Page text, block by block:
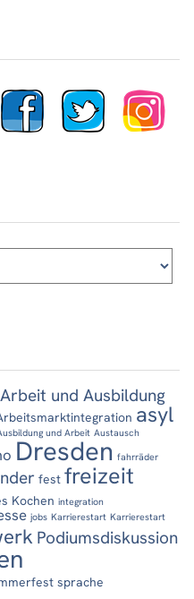
und Ausbildung
asyl
und Arbeit Austausch
Dresden fahrräder
fest freizeit
Kochen integration
jobs Karrierestart Karrierestart
Podiumsdiskussion
sprache